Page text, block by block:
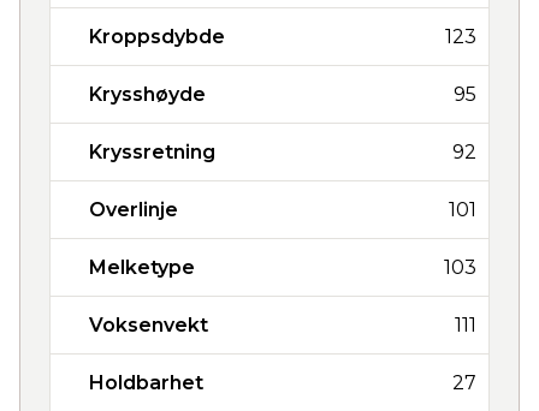
Kroppsdybde 123
Krysshøyde 95
Kryssretning 92
Overlinje 101
Melketype 103
Voksenvekt 111
Holdbarhet 27